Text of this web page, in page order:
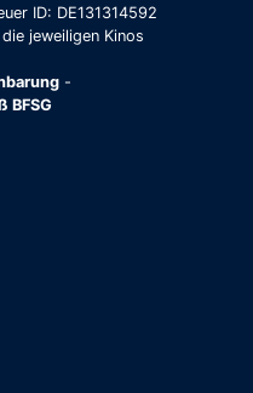
ID: DE131314592
jeweiligen Kinos
-
BFSG